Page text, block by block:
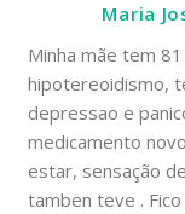
Maria
Minha mãe tem
hipotereoidismo,
depressao e
medicamento
estar, sensação
tamben teve .